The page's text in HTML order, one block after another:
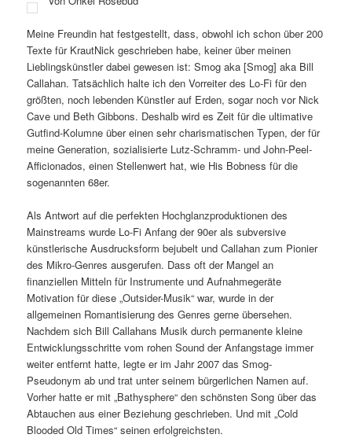
Meine Freundin hat festgestellt, dass, obwohl ich schon über 200
Texte für KrautNick geschrieben habe, keiner über meinen
Lieblingskünstler dabei gewesen ist: Smog aka [Smog] aka Bill
Callahan. Tatsächlich halte ich den Vorreiter des Lo-Fi für den
größten, noch lebenden Künstler auf Erden, sogar noch vor Nick
Cave und Beth Gibbons. Deshalb wird es Zeit für die ultimative
Gutfind-Kolumne über einen sehr charismatischen Typen, der für
meine Generation, sozialisierte Lutz-Schramm- und John-Peel-
Afficionados, einen Stellenwert hat, wie His Bobness für die
sogenannten 68er.
Als Antwort auf die perfekten Hochglanzproduktionen des
Mainstreams wurde Lo-Fi Anfang der 90er als subversive
künstlerische Ausdrucksform bejubelt und Callahan zum Pionier
des Mikro-Genres ausgerufen. Dass oft der Mangel an
finanziellen Mitteln für Instrumente und Aufnahmegeräte
Motivation für diese „Outsider-Musik“ war, wurde in der
allgemeinen Romantisierung des Genres gerne übersehen.
Nachdem sich Bill Callahans Musik durch permanente kleine
Entwicklungsschritte vom rohen Sound der Anfangstage immer
weiter entfernt hatte, legte er im Jahr 2007 das Smog-
Pseudonym ab und trat unter seinem bürgerlichen Namen auf.
Vorher hatte er mit „Bathysphere“ den schönsten Song über das
Abtauchen aus einer Beziehung geschrieben. Und mit „Cold
Blooded Old Times“ seinen erfolgreichsten.